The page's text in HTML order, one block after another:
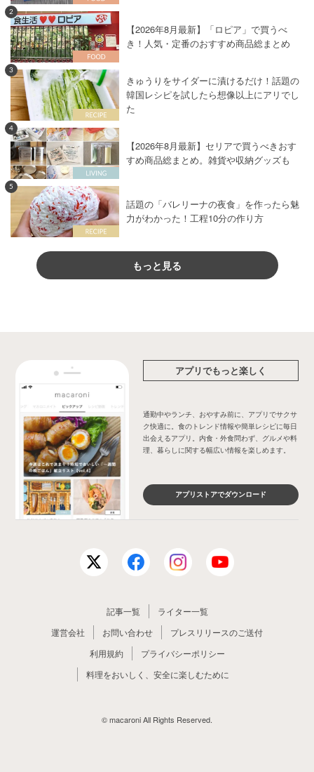
2
【2026年8月最新】「ロピア」で買うべ
き！人気・定番のおすすめ商品総まとめ
3
きゅうりをサイダーに漬けるだけ！話題の
韓国レシピを試したら想像以上にアリでし
た
4
【2026年8月最新】セリアで買うべきおす
すめ商品総まとめ。雑貨や収納グッズも
5
話題の「バレリーナの夜食」を作ったら魅
力がわかった！工程10分の作り方
もっと見る
アプリでもっと楽しく
通勤中やランチ、おやすみ前に、アプリでサクサ
ク快適に。食のトレンド情報や簡単レシピに毎日
出会えるアプリ。内食・外食問わず、グルメや料
理、暮らしに関する幅広い情報を楽しめます。
アプリストアでダウンロード
記事一覧
ライター一覧
運営会社
お問い合わせ
プレスリリースのご送付
利用規約
プライバシーポリシー
料理をおいしく、安全に楽しむために
© macaroni All Rights Reserved.